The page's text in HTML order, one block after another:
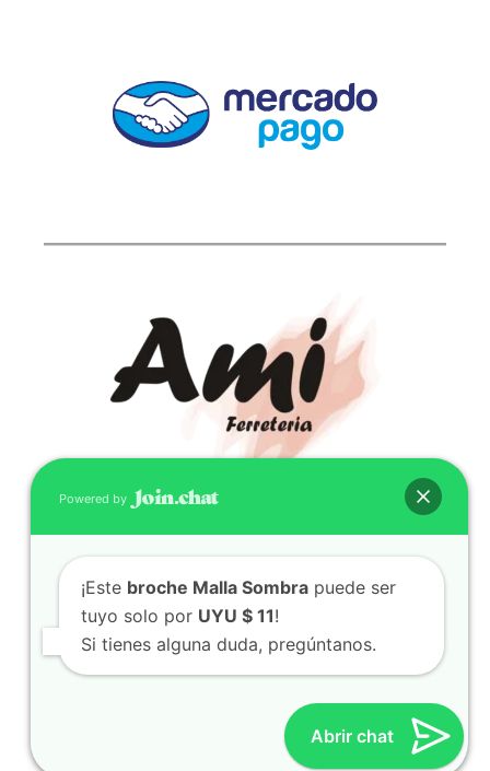
CONTACTO
(598) 099 466 212
correo@ferreami.com.uy
099 466 212
Facebook
Instagram
© 2021 – Ferretería AMI – Canelones, Uruguay | Creado
Viajar, Sudamérica en Auto
Powered by
¡Este broche Malla Sombra puede ser
tuyo solo por UYU $ 11!
Si tienes alguna duda, pregúntanos.
Abrir chat